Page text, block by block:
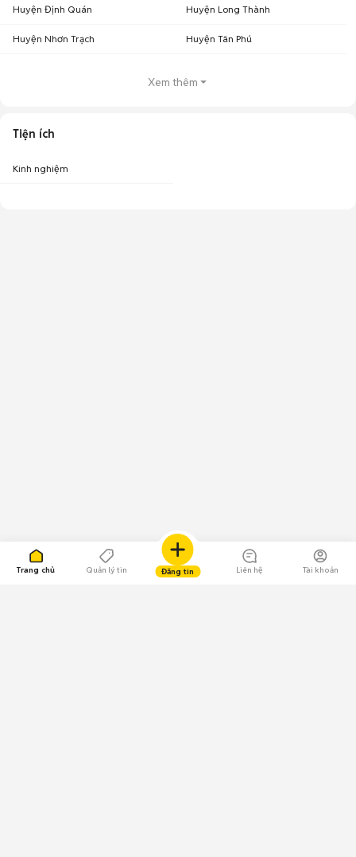
Trang chủ Quản lý tin Đăng tin Liên hệ Tài khoản
Huyện Định Quán Huyện Long Thành
Huyện Nhơn Trạch Huyện Tân Phú
Xem thêm
Tiện ích
Kinh nghiệm